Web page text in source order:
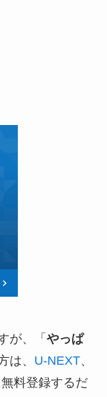
が、「 やっぱ
は、 U-NEXT、
料登録するだ